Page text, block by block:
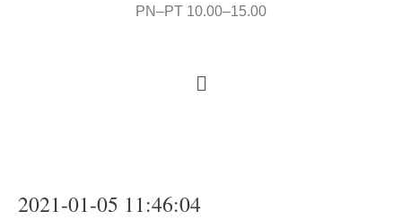
PN–PT 10.00–15.00
Menu
2021-01-05 11:46:04